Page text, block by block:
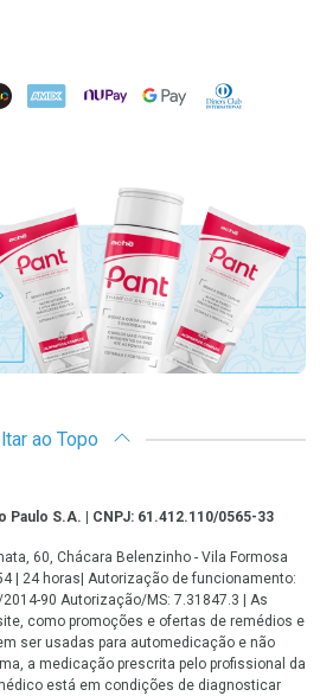
AMEX NuPay Google PayDiners Club
ao Topo
Paulo S.A. | CNPJ: 61.412.110/0565-33
60, Chácara Belenzinho - Vila Formosa
| 24 horas| Autorização de funcionamento:
90 Autorização/MS: 7.31847.3 | As
como promoções e ofertas de remédios e
ser usadas para automedicação e não
a medicação prescrita pelo profissional da
está em condições de diagnosticar